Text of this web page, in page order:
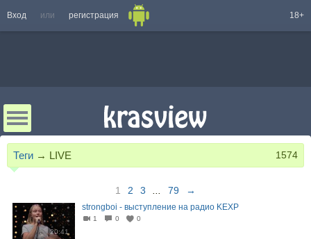
Вход или регистрация 18+
Теги → LIVE 1574
1 2 3 79 →
20:41
strongboi - выступление на радио KEXP
1 0 0